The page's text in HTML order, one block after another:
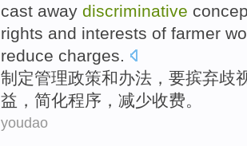
cast away discriminative
rights and interests of farmer
reduce charges.
制定管理政策和办法 ， 要摈弃歧
益 ， 简化程序 ， 减少收费。
youdao